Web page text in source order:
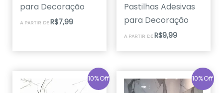
para Decoração
A PARTIR DE R$7,99
Pastilhas Adesivas
para Decoração
A PARTIR DE R$9,99
10%Off 10%Off